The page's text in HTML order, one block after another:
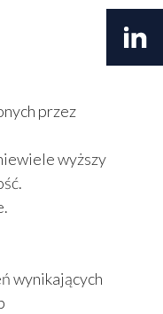
przez
wyższy
wynikających